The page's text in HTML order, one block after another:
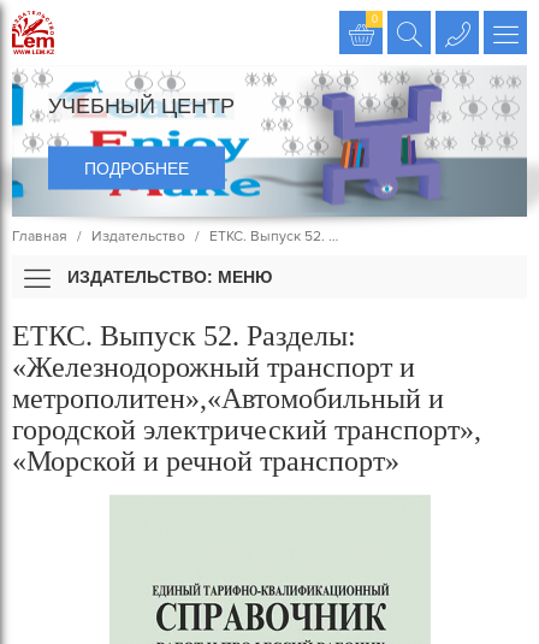
0
УЧЕБНЫЙ ЦЕНТР
ПОДРОБНЕЕ
Главная Издательство ЕТКС. Выпуск 52. …
ИЗДАТЕЛЬСТВО: МЕНЮ
ЕТКС. Выпуск 52. Разделы:
«Железнодорожный транспорт и
метрополитен»,«Автомобильный и
городской электрический транспорт»,
«Морской и речной транспорт»